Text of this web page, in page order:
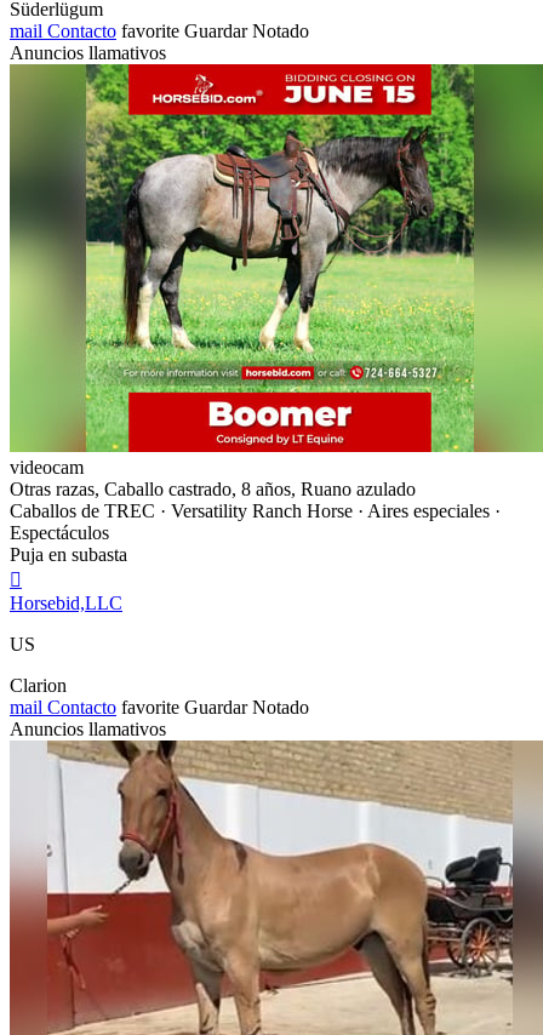
Süderlügum
mail Contacto favorite Guardar Notado
Anuncios llamativos
videocam
Otras razas, Caballo castrado, 8 años, Ruano azulado
Caballos de TREC · Versatility Ranch Horse · Aires especiales ·
Espectáculos
Puja en subasta

Horsebid,LLC
US
Clarion
mail Contacto favorite Guardar Notado
Anuncios llamativos